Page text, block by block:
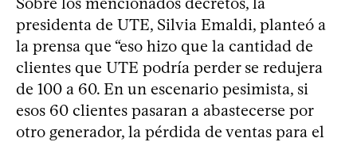
presidenta de UTE, Silvia Emaldi, planteó a
la prensa que “eso hizo que la cantidad de
clientes que UTE podría perder se redujera
de 100 a 60. En un escenario pesimista, si
esos 60 clientes pasaran a abastecerse por
otro generador, la pérdida de ventas para el